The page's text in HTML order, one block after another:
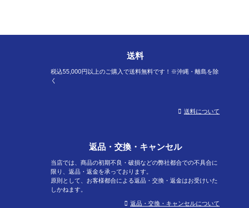
送料
税込55,000円以上のご購入で送料無料です！※沖縄・離島を除
く
送料について
返品・交換・キャンセル
当店では、商品の初期不良・破損などの弊社都合での不具合に
限り、返品・返金を承っております。
原則として、お客様都合による返品・交換・返金はお受けいた
しかねます。
返品・交換・キャンセルについて